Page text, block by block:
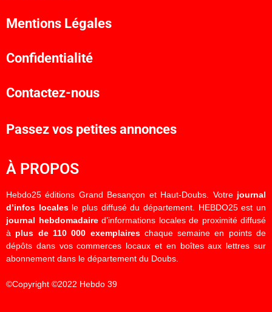
Mentions Légales
Confidentialité
Contactez-nous
Passez vos petites annonces
À PROPOS
Hebdo25 éditions Grand Besançon et Haut-Doubs. Votre journal
d’infos localesle plus diffusé du département. HEBDO25 est un
journal hebdomadaired’informations locales de proximité diffusé
à plus de 110 000 exemplaireschaque semaine en points de
dépôts dans vos commerces locaux et en boîtes aux lettres sur
abonnement dans le département du Doubs.
©Copyright ©2022 Hebdo 39